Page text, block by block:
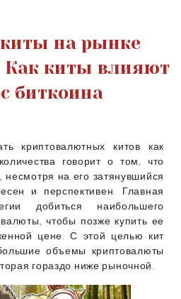
киты на рынке
Как киты влияют
биткоина
криптовалютных китов как
говорит о том, что
на его затянувшийся
и перспективен. Главная
добиться наибольшего
чтобы позже купить ее
цене. С этой целью кит
объемы криптовалюты
гораздо ниже рыночной.